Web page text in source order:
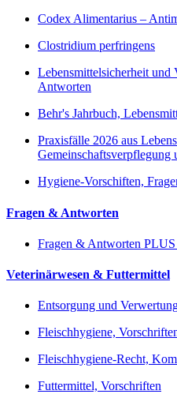
Codex Alimentarius –
Clostridium perfringens
Lebensmittelsicherheit und
Antworten
Behr's Jahrbuch,
Praxisfälle 2026 aus
Gemeinschaftsverpflegung
Hygiene-Vorschiften,
Fragen & Antworten
Fragen & Antworten PLUS
Veterinärwesen & Futtermittel
Entsorgung und
Fleischhygiene,
Fleischhygiene-Recht,
Futtermittel, Vorschriften